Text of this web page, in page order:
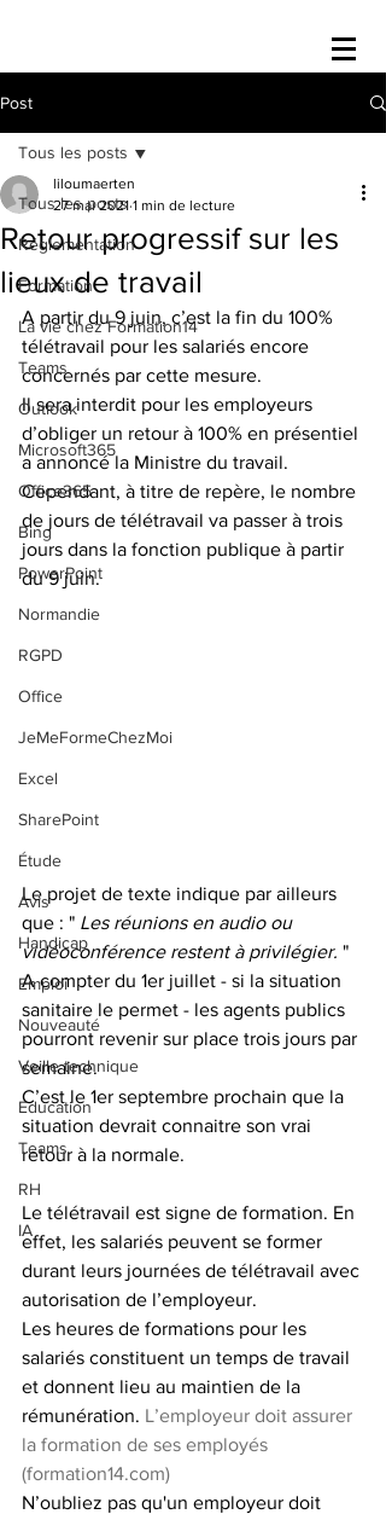
Post
Tous les posts
Réglementation
Formation
La vie chez Formation14
Teams
Outlook
Microsoft365
Office365
Bing
PowerPoint
Normandie
RGPD
Office
JeMeFormeChezMoi
Excel
SharePoint
Étude
Avis
Handicap
Emploi
Nouveauté
Veille technique
Education
Teams
RH
IA
Tous les posts
Retour progressif sur les
lieux de travail
liloumaerten
27 mai 2021 1 min de lecture
A partir du 9 juin, c’est la fin du 100%
télétravail pour les salariés encore
concernés par cette mesure.
Il sera interdit pour les employeurs
d’obliger un retour à 100% en présentiel
a annoncé la Ministre du travail.
Cependant, à titre de repère, le nombre
de jours de télétravail va passer à trois
jours dans la fonction publique à partir
du 9 juin.
Le projet de texte indique par ailleurs
que : " Les réunions en audio ou
vidéoconférence restent à privilégier. "
A compter du 1er juillet - si la situation
sanitaire le permet - les agents publics
pourront revenir sur place trois jours par
semaine.
C’est le 1er septembre prochain que la
situation devrait connaitre son vrai
retour à la normale.
Le télétravail est signe de formation. En
effet, les salariés peuvent se former
durant leurs journées de télétravail avec
autorisation de l’employeur.
Les heures de formations pour les
salariés constituent un temps de travail
et donnent lieu au maintien de la
rémunération. L’employeur doit assurer
la formation de ses employés
(formation14.com)
N’oubliez pas qu'un employeur doit